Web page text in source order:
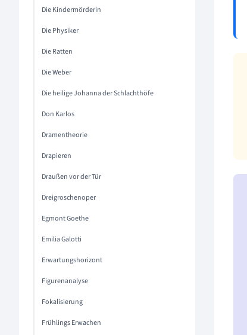
Die Kindermörderin
Die Physiker
Die Ratten
Die Weber
Die heilige Johanna der Schlachthöfe
Don Karlos
Dramentheorie
Drapieren
Draußen vor der Tür
Dreigroschenoper
Egmont Goethe
Emilia Galotti
Erwartungshorizont
Figurenanalyse
Fokalisierung
Frühlings Erwachen